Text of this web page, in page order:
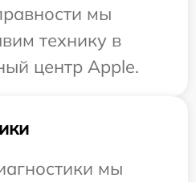
мы
технику в
центр Apple.
мы